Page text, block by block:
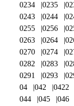
0234
0235
0243
0244
0255
0256
0263
0264
0270
0274
0282
0283
0291
0293
04
042 0422
044
045 046